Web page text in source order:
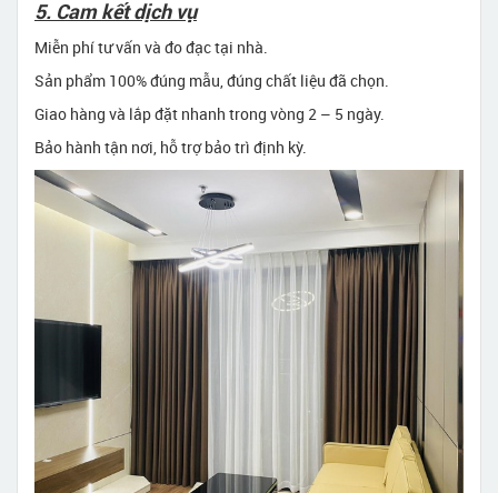
5. Cam kết dịch vụ
Miễn phí tư vấn và đo đạc tại nhà.
Sản phẩm 100% đúng mẫu, đúng chất liệu đã chọn.
Giao hàng và lắp đặt nhanh trong vòng 2 – 5 ngày.
Bảo hành tận nơi, hỗ trợ bảo trì định kỳ.